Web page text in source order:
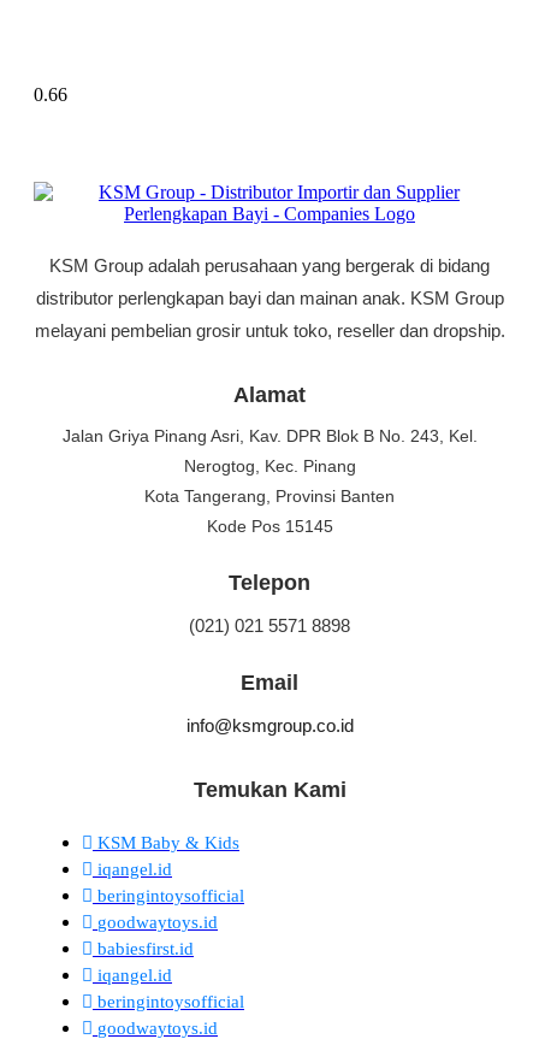
KSM Group adalah perusahaan yang bergerak di bidang
distributor perlengkapan bayi dan mainan anak. KSM Group
melayani pembelian grosir untuk toko, reseller dan dropship.
Alamat
Jalan Griya Pinang Asri, Kav. DPR Blok B No. 243, Kel.
Nerogtog, Kec. Pinang
Kota Tangerang, Provinsi Banten
Kode Pos 15145
Telepon
(021) 021 5571 8898
Email
info@ksmgroup.co.id
Temukan Kami
KSM Baby & Kids
iqangel.id
beringintoysofficial
goodwaytoys.id
babiesfirst.id
iqangel.id
beringintoysofficial
goodwaytoys.id